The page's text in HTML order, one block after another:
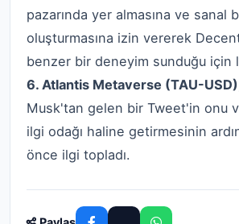
pazarında yer almasına ve sanal
oluşturmasına izin vererek
benzer bir deneyim sunduğu için
6. Atlantis Metaverse (TAU-USD)
Musk'tan gelen bir Tweet'in onu
ilgi odağı haline getirmesinin
önce ilgi topladı.